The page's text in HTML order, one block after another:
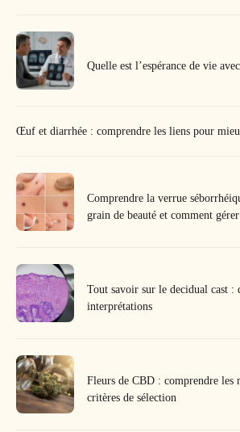
Quelle est l’espérance de vie
Œuf et diarrhée : comprendre les liens pour
Comprendre la verrue
grain de beauté et comment
Tout savoir sur le decidual cast :
interprétations
Fleurs de CBD : comprendre les
critères de sélection